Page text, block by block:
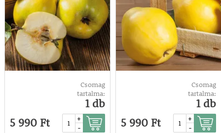
Csomag
tartalma:
1 db
5 990 Ft
+
-
Csomag
tartalma:
1 db
5 990 Ft
+
-